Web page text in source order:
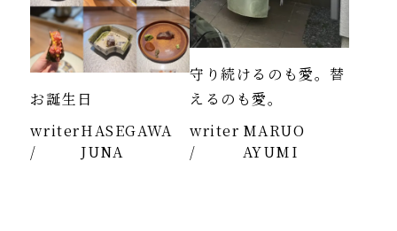
お誕生日
writer
/
HASEGAWA
JUNA
守り続けるのも愛。替
えるのも愛。
writer
/
MARUO
AYUMI